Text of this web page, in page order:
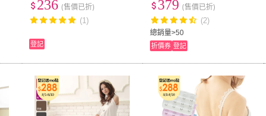
236 (售價已折)
(1)
登記
總銷量>50
379 (售價已折)
(2)
折價券 登記